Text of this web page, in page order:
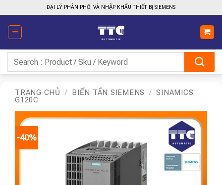
qua
nội
dung
ĐẠI LÝ PHÂN PHỐI VÀ NHẬP KHẨU THIẾT BỊ SIEMENS
kiếm:
TRANG CHỦ / BIẾN TẦN SIEMENS / SINAMICS
G120C
-40%